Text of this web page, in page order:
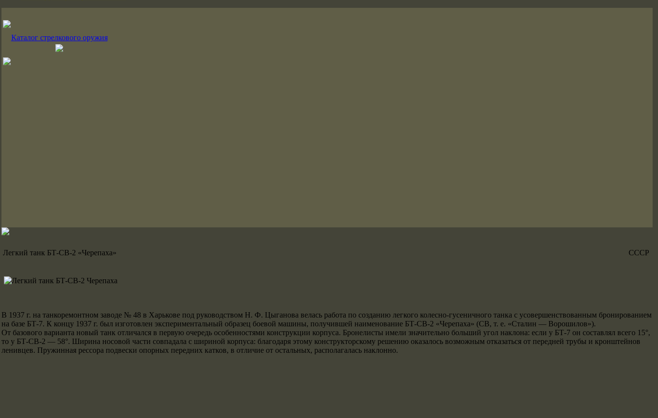
Каталог стрелкового оружия
Легкий танк БТ-СВ-2 «Черепаха» СССР
В 1937 г. на танкоремонтном заводе № 48 в Харькове под руководством Н. Ф. Цыганова велась работа по созданию легкого колесно-гусеничного танка с усовершенствованным бронированием
на базе БТ-7. К концу 1937 г. был изготовлен экспериментальный образец боевой машины, получившей наименование БТ-СВ-2 «Черепаха» (СВ, т. е. «Сталин — Ворошилов»).
От базового варианта новый танк отличался в первую очередь особенностями конструкции корпуса. Бронелисты имели значительно больший угол наклона: если у БТ-7 он составлял всего 15°,
то у БТ-СВ-2 — 58°. Ширина носовой части совпадала с шириной корпуса: благодаря этому конструкторскому решению оказалось возможным отказаться от передней трубы и кронштейнов
ленивцев. Пружинная рессора подвески опорных передних катков, в отличие от остальных, располагалась наклонно.